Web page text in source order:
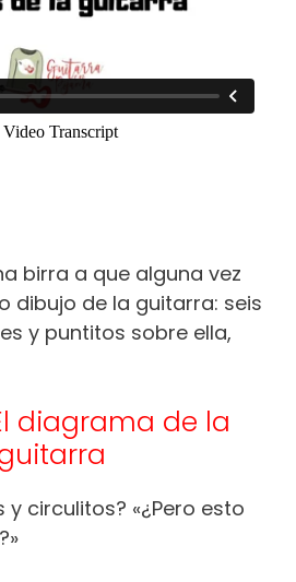
birra a que alguna vez
dibujo de la guitarra: seis
y puntitos sobre ella,
diagrama de la
y circulitos? «¿Pero esto